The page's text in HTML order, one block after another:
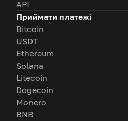
API
Приймати платежі
Bitcoin
USDT
Ethereum
Solana
Litecoin
Dogecoin
Monero
BNB